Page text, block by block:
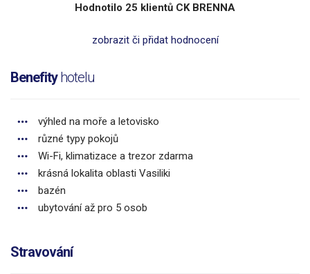
Hodnotilo 25 klientů CK BRENNA
zobrazit či přidat hodnocení
Benefityhotelu
výhled na moře a letovisko
různé typy pokojů
Wi-Fi, klimatizace a trezor zdarma
krásná lokalita oblasti Vasiliki
bazén
ubytování až pro 5 osob
Stravování